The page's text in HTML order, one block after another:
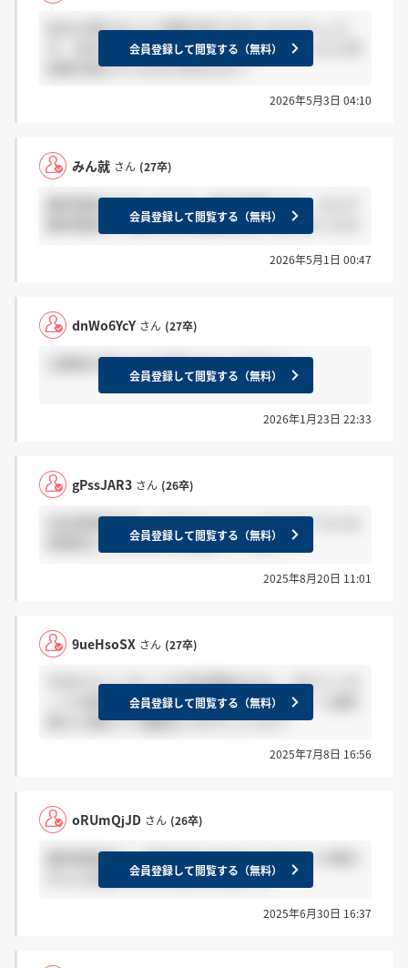
自分も落ちました 学歴が足りなかったんでしょう
か... 自分は日東駒専なのですが、よろしかったら学
校群を教えていただけませんか？
会員登録して閲覧する（無料）
2026年5月3日 04:10
みん就 さん (27卒)
最終面接まで行ったけど、案の定落ちてた。なんで
最終面接まで進めたのか理由を教えて欲しかったわ
会員登録して閲覧する（無料）
2026年5月1日 00:47
dnWo6YcY さん (27卒)
公務員の滑り止めで受ける人いますか？
会員登録して閲覧する（無料）
2026年1月23日 22:33
gPssJAR3 さん (26卒)
内定者懇談会行った方いらっしゃいますか？どんな
雰囲気だったかよければ教えてください！
会員登録して閲覧する（無料）
2025年8月20日 11:01
9ueHsoSX さん (27卒)
今日からインターンの予約開始なのに、まだインタ
ーンの選考結果の連絡が来ません。インターン選考
落ちた場合って連絡ないのでしょうか？
会員登録して閲覧する（無料）
2025年7月8日 16:56
oRUmQjJD さん (26卒)
最終面接終了。天命を待つのみなんだけどこれ聞か
れたら合格かもとかあるんかねこれ。
会員登録して閲覧する（無料）
2025年6月30日 16:37